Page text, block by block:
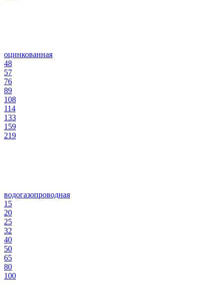
оцинкованная
48
57
76
89
108
114
133
159
219
водогазопроводная
15
20
25
32
40
50
65
80
100